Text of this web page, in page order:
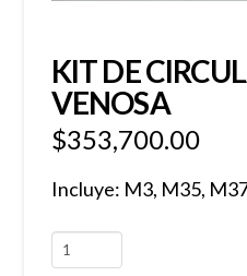
KIT DE
VENOSA
$353,700.00
Incluye: M3, M35,
KIT
DE